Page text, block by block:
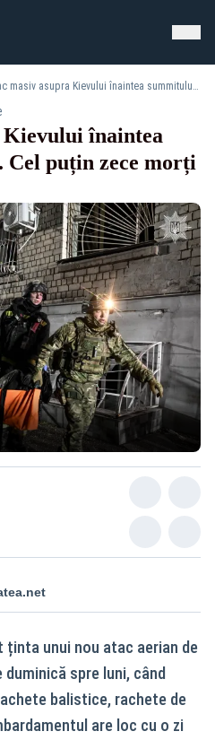
Atac masiv asupra Kievului înaintea summitului NATO. Cel puțin zece morți și 46 de răniţi
Kievului înaintea
puțin zece morți
unui nou atac aerian de
spre luni, când
balistice, rachete de
are loc cu o zi